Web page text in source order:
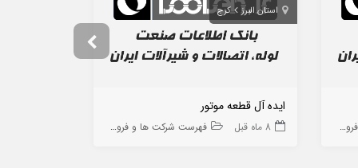
ها
استان البرز کرج
ایده آل قطعه موتور
8 ماه قبل فهرست شرکت ها و فروشگاه ها